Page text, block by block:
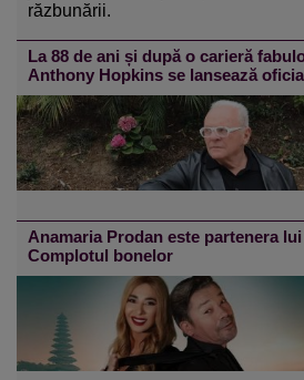
răzbunării.
La 88 de ani și după o carieră
Anthony Hopkins se lansează
Anamaria Prodan este partenera
Complotul bonelor